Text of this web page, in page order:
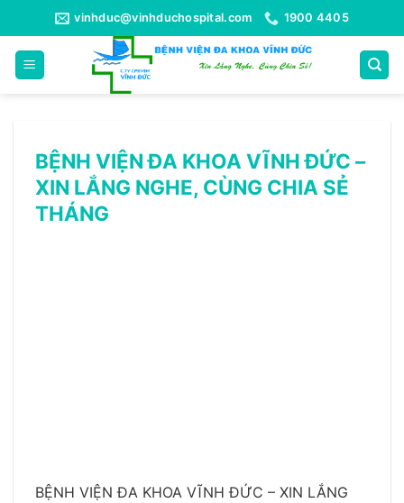
qua
nội
dung
vinhduc@vinhduchospital.com 1900 4405
BỆNH VIỆN ĐA KHOA VĨNH ĐỨC –
XIN LẮNG NGHE, CÙNG CHIA SẺ
THÁNG
BỆNH VIỆN ĐA KHOA VĨNH ĐỨC – XIN LẮNG